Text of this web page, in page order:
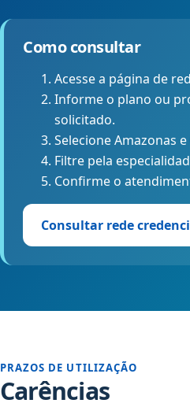
Como consultar
Acesse a página de
Informe o plano ou
solicitado.
Selecione Amazonas e
Filtre pela
Confirme o
Consultar rede
PRAZOS DE UTILIZAÇÃO
Carências